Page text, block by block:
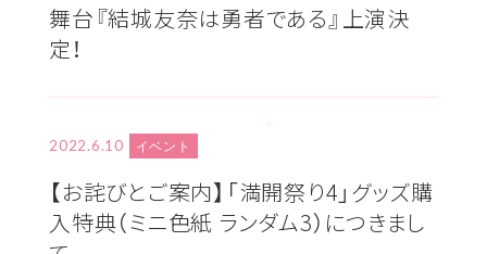
舞台『結城友奈は勇者である』上演決
定！
2022.6.10 イベント
【お詫びとご案内】「満開祭り4」グッズ購
入特典（ミニ色紙 ランダム3）につきまし